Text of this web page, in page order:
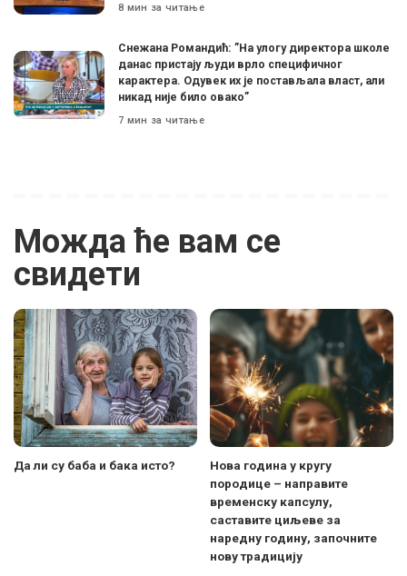
8 мин за читање
Снежана Романдић: ”На улогу директора школе
данас пристају људи врло специфичног
карактера. Одувек их је постављала власт, али
никад није било овако”
7 мин за читање
Можда ће вам се
свидети
Да ли су баба и бака исто?
Нова година у кругу
породице – направите
временску капсулу,
саставите циљеве за
наредну годину, започните
нову традицију